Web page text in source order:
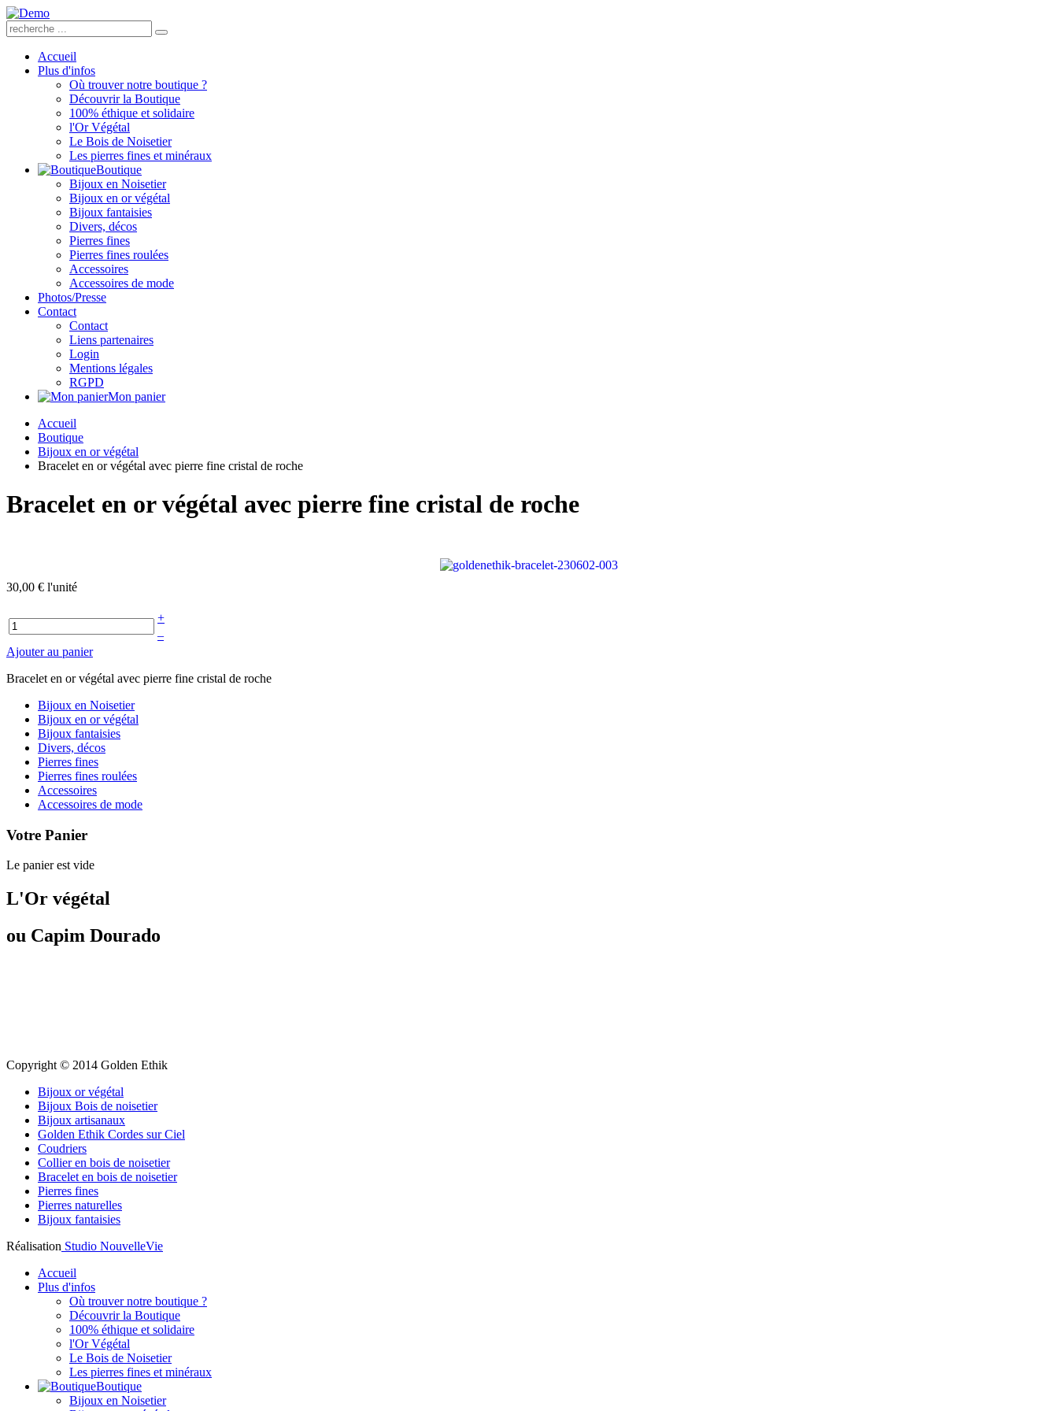
Accueil
Plus d'infos
Où trouver notre boutique ?
Découvrir la Boutique
100% éthique et solidaire
l'Or Végétal
Le Bois de Noisetier
Les pierres fines et minéraux
Boutique
Bijoux en Noisetier
Bijoux en or végétal
Bijoux fantaisies
Divers, décos
Pierres fines
Pierres fines roulées
Accessoires
Accessoires de mode
Photos/Presse
Contact
Contact
Liens partenaires
Login
Mentions légales
RGPD
Mon panier
Accueil
Boutique
Bijoux en or végétal
Bracelet en or végétal avec pierre fine cristal de roche
Bracelet en or végétal avec pierre fine cristal de roche
30,00 € l'unité
+
–
Ajouter au panier
Bracelet en or végétal avec pierre fine cristal de roche
Bijoux en Noisetier
Bijoux en or végétal
Bijoux fantaisies
Divers, décos
Pierres fines
Pierres fines roulées
Accessoires
Accessoires de mode
Votre Panier
Le panier est vide
L'Or végétal
ou Capim Dourado
Copyright © 2014 Golden Ethik
Bijoux or végétal
Bijoux Bois de noisetier
Bijoux artisanaux
Golden Ethik Cordes sur Ciel
Coudriers
Collier en bois de noisetier
Bracelet en bois de noisetier
Pierres fines
Pierres naturelles
Bijoux fantaisies
Réalisation Studio NouvelleVie
Accueil
Plus d'infos
Où trouver notre boutique ?
Découvrir la Boutique
100% éthique et solidaire
l'Or Végétal
Le Bois de Noisetier
Les pierres fines et minéraux
Boutique
Bijoux en Noisetier